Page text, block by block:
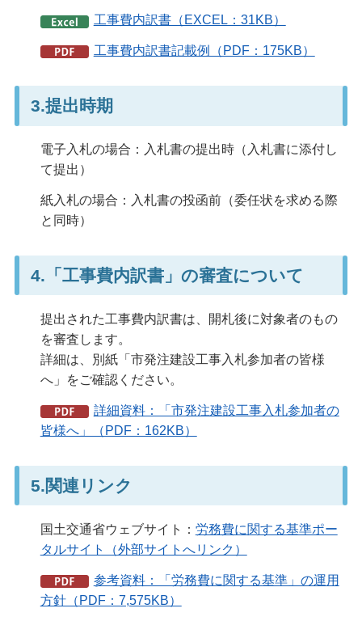
工事費内訳書（EXCEL：31KB）
工事費内訳書記載例（PDF：175KB）
3.提出時期
電子入札の場合：入札書の提出時（入札書に添付し
て提出）
紙入札の場合：入札書の投函前（委任状を求める際
と同時）
4.「工事費内訳書」の審査について
提出された工事費内訳書は、開札後に対象者のもの
を審査します。
詳細は、別紙「市発注建設工事入札参加者の皆様
へ」をご確認ください。
詳細資料：「市発注建設工事入札参加者の
皆様へ」（PDF：162KB）
5.関連リンク
国土交通省ウェブサイト： 労務費に関する基準ポー
タルサイト（外部サイトへリンク）
参考資料：「労務費に関する基準」の運用
方針（PDF：7,575KB）